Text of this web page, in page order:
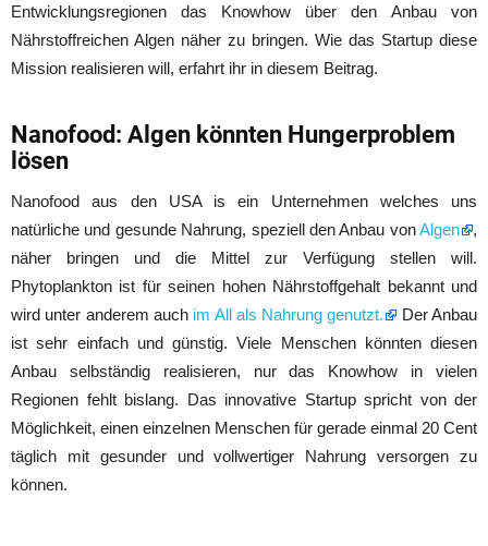
Entwicklungsregionen das Knowhow über den Anbau von
Nährstoffreichen Algen näher zu bringen. Wie das Startup diese
Mission realisieren will, erfahrt ihr in diesem Beitrag.
Nanofood: Algen könnten Hungerproblem
lösen
Nanofood aus den USA is ein Unternehmen welches uns
natürliche und gesunde Nahrung, speziell den Anbau vonAlgen
,
näher bringen und die Mittel zur Verfügung stellen will.
Phytoplankton ist für seinen hohen Nährstoffgehalt bekannt und
wird unter anderem auch im All als Nahrung genutzt.
Der Anbau
ist sehr einfach und günstig. Viele Menschen könnten diesen
Anbau selbständig realisieren, nur das Knowhow in vielen
Regionen fehlt bislang. Das innovative Startup spricht von der
Möglichkeit, einen einzelnen Menschen für gerade einmal 20 Cent
täglich mit gesunder und vollwertiger Nahrung versorgen zu
können.